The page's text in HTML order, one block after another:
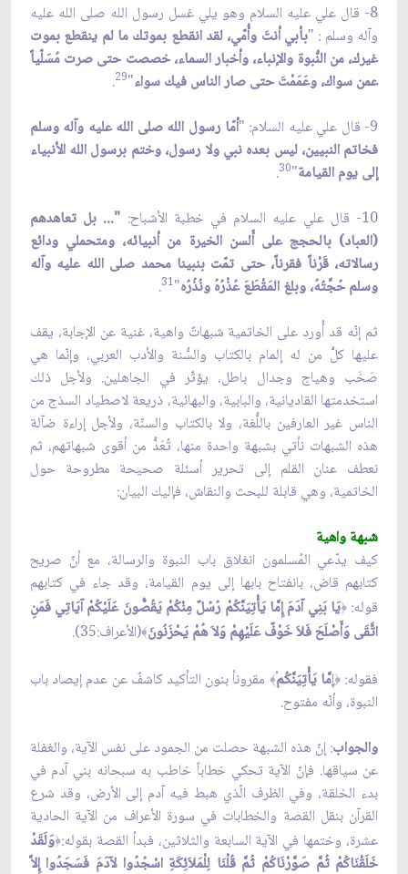
8- قال علي عليه السلام وهو يلي غسل رسول الله صلى الله عليه
وآله وسلم : "بأبي أنتَ وأُمّي، لقد انقطع بموتك ما لم ينقطع بموت
غيرك، من النُّبوة والإنباء، وأخبار السماء، خصصت حتى صرت مُسَلّياً
عمن سواك، وعَمَمْتَ حتى صار الناس فيك سواء"
29
.
9- قال علي عليه السلام: "
أمّا رسول الله صلى الله عليه وآله وسلم
فخاتم النبيين، ليس بعده نبي ولا رسول، وختم برسول الله الأنبياء
إلى يوم القيامة"
30
.
10- قال علي عليه السلام في خطبة الأشباح:
"... بل تعاهدهم
(العباد) بالحجج على أَلسن الخيرة من أنبيائه، ومتحملي ودائع
رسالاته، قَرْناً فقرناً، حتى تمّت بنبينا محمد صلى الله عليه وآله
وسلم حُجَّتُهُ، وبلغ المَقْطَعَ عُذْرُهُ ونُذُرُه"
31
.
ثم إنّه قد أُورد على الخاتمية شبهاتٌ واهية، غنية عن الإجابة، يقف
عليها كلُّ من له إلمام بالكتاب والسُّنة والأدب العربي، وإنّما هي
صَخَب وهياج وجدال باطل، يؤثّر في الجاهلين. ولأجل ذلك
استخدمتها القاديانية، والبابية، والبهائية، ذريعة لاصطياد السذج من
الناس غير العارفين باللُّغة، ولا بالكتاب والسنّة، ولأجل إراءة ضآلة
هذه الشبهات نأتي بشبهة واحدة منها، تُعَدُّ من أقوى شبهاتهم، ثم
نعطف عنان القلم إلى تحرير أسئلة صحيحة مطروحة حول
الخاتمية، وهي قابلة للبحث والنقاش، فإليك البيان:
شبهة واهية
كيف يدّعي المُسلمون انغلاق باب النبوة والرسالة، مع أنّ صريح
كتابهم قاض، بانفتاح بابها إلى يوم القيامة، وقد جاء في كتابهم
قوله:﴿يَا بَنِي آدَمَ إِمَّا يَأْتِيَنَّكُمْ رُسُلٌ مِنْكُمْ يَقُصُّونَ عَلَيْكُمْ آيَاتِي فَمَنِ
اتَّقَى وَأَصْلَحَ فَلاَ خَوْفٌ عَلَيْهِمْ وَلاَ هُمْ يَحْزَنُونَ﴾(الأعراف:35).
فقوله:﴿إِمَّا يَأْتِيَنَّكُم﴾ مقرونأ بنون التأكيد كاشفٌ عن عدم إيصاد باب
النبوة، وأنّه مفتوح.
والجواب: إنّ هذه الشبهة حصلت من الجمود على نفس الآية، والغفلة
عن سياقها. فإنّ الآية تحكي خطاباً خاطب به سبحانه بني آدم في
بدء الخلقة، وفي الظرف الّذي هبط فيه آدم إلى الأرض، وقد شرع
القرآن بنقل القصة والخطابات في سورة الأعراف من الآية الحادية
عشرة، وختمها في الآية السابعة والثلاثين، فبدأ القصة بقوله:﴿وَلَقَدْ
خَلَقْنَاكُمْ ثُمَّ صَوَّرْنَاكُمْ ثُمَّ قُلْنَا لِلْمَلاَئِكَةِ اسْجُدُوا لآدَمَ فَسَجَدُوا إِلاَّ